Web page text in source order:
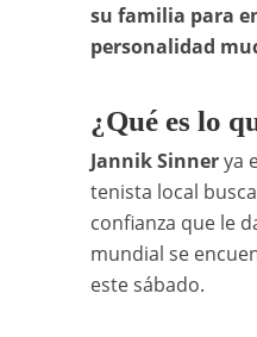
su familia para
personalidad
¿Qué es lo
Jannik Sinnerya
tenista local
confianza que le
mundial se
este sábado.